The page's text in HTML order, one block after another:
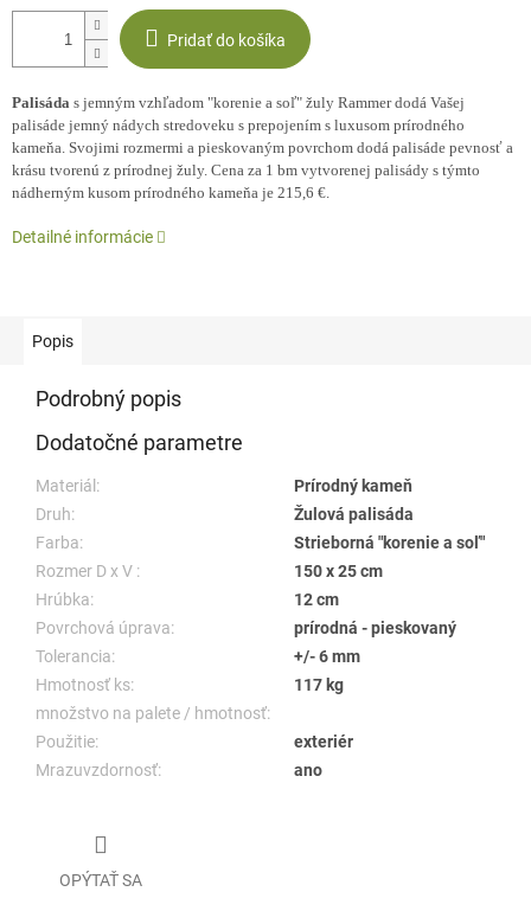
Pridať do košíka
Palisáda s jemným vzhľadom "korenie a soľ" žuly Rammer dodá Vašej
palisáde jemný nádych stredoveku s prepojením s luxusom prírodného
kameňa. Svojimi rozmermi a pieskovaným povrchom dodá palisáde pevnosť a
krásu tvorenú z prírodnej žuly. Cena za 1 bm vytvorenej palisády s týmto
nádherným kusom prírodného kameňa je 215,6 €.
Detailné informácie
Popis
Podrobný popis
Dodatočné parametre
Materiál:
Prírodný kameň
Druh:
Žulová palisáda
Farba:
Strieborná "korenie a soľ"
Rozmer D x V :
150 x 25 cm
Hrúbka:
12 cm
Povrchová úprava:
prírodná - pieskovaný
Tolerancia:
+/- 6 mm
Hmotnosť ks:
117 kg
množstvo na palete / hmotnosť:
Použitie:
exteriér
Mrazuvzdornosť:
ano
OPÝTAŤ SA